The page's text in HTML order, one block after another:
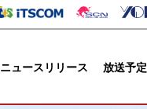
ニュースリリース 放送予定